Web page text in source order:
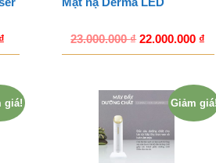
₫ 23.000.000₫ 22.000.000 ₫
giá! Giảm